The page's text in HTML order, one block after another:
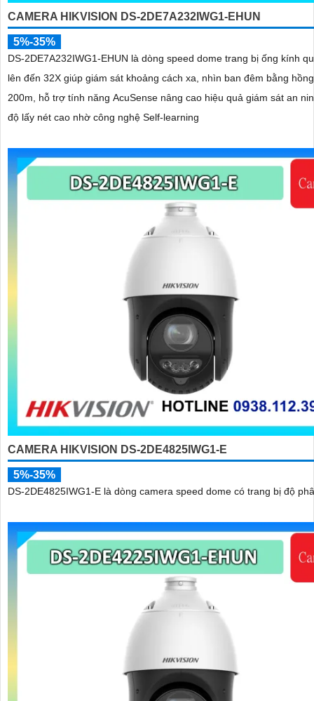
CAMERA HIKVISION DS-2DE7A232IWG1-EHUN
5%-35%
DS-2DE7A232IWG1-EHUN là dòng speed dome trang bị ống kính
lên đến 32X giúp giám sát khoảng cách xa, nhìn ban đêm bằng
200m, hỗ trợ tính năng AcuSense nâng cao hiệu quả giám sát an
độ lấy nét cao nhờ công nghệ Self-learning
CAMERA HIKVISION DS-2DE4825IWG1-E
5%-35%
DS-2DE4825IWG1-E là dòng camera speed dome có trang bị độ